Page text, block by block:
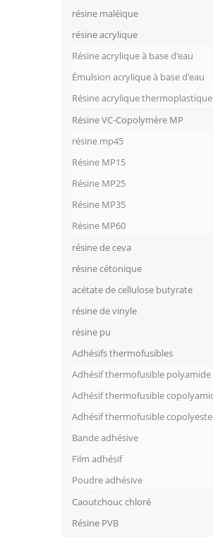
résine maléique
résine acrylique
Résine acrylique à base d'eau
Émulsion acrylique à base d'eau
Résine acrylique thermoplastique
Résine VC-Copolymère MP
résine mp45
Résine MP15
Résine MP25
Résine MP35
Résine MP60
résine de ceva
résine cétonique
acétate de cellulose butyrate
résine de vinyle
résine pu
Adhésifs thermofusibles
Adhésif thermofusible polyamide
Adhésif thermofusible
Adhésif thermofusible
Bande adhésive
Film adhésif
Poudre adhésive
Caoutchouc chloré
Résine PVB